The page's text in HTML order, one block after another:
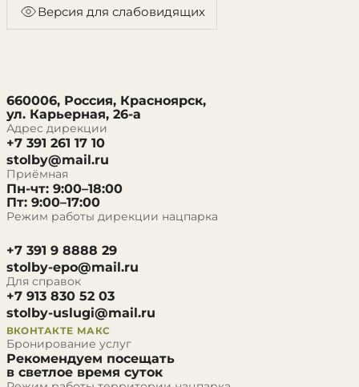
Версия для слабовидящих
660006, Россия, Красноярск,
ул. Карьерная, 26-а
Адрес дирекции
+7 391 261 17 10
stolby@mail.ru
Приёмная
Пн-чт: 9:00–18:00
Пт: 9:00–17:00
Режим работы дирекции нацпарка
+7 391 9 8888 29
stolby-epo@mail.ru
Для справок
+7 913 830 52 03
stolby-uslugi@mail.ru
ВКОНТАКТЕ МАКС
Бронирование услуг
Рекомендуем посещать
в светлое время суток